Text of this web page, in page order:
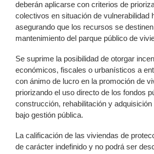
deberán aplicarse con criterios de
colectivos en situación de vulnerabilidad
asegurando que los recursos se
mantenimiento del parque público de
Se suprime la posibilidad de otorgar
económicos, fiscales o urbanísticos a
con ánimo de lucro en la promoción de
priorizando el uso directo de los fondos
construcción, rehabilitación y
bajo gestión pública.
La calificación de las viviendas de
de carácter indefinido y no podrá ser